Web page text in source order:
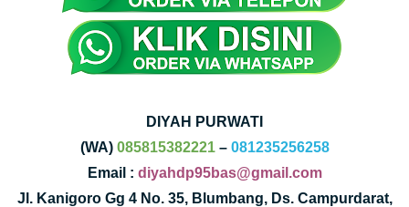
DIYAH PURWATI
(WA) 085815382221– 081235256258
Email : diyahdp95bas@gmail.com
Jl. Kanigoro Gg 4 No. 35, Blumbang, Ds. Campurdarat,